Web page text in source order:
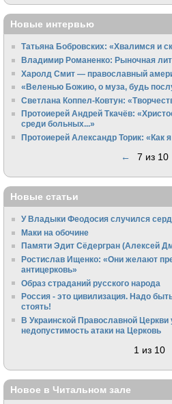
Новые интервью
Татьяна Бобровских: «Хвалимся и
Владимир Романенко: Рыночная
Харолд Смит — православный
«Веленью Божию, о муза, будь
Светлана Коппел-Ковтун:
Протоиерей Андрей Ткачёв:
среди больных...»
Протоиерей Александр Торик: «Как
← 7 из 10
Новые статьи
У Владыки Феодосия случился
Маки на обочине
Памяти Эдит Сёдергран (Алексей
Ростислав Ищенко: «Они желают
антицерковь»
Образ страданий русского народа
Россия - это цивилизация. Надо
стоять!
В Украинской Православной Церкви
недопустимость атаки на Церковь
1 из 10
Новое в Читальном зале